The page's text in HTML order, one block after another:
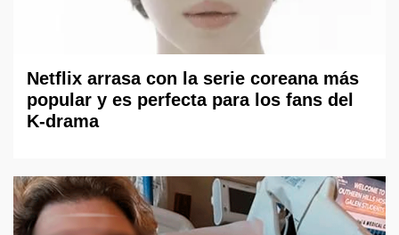
Netflix arrasa con la serie coreana más
popular y es perfecta para los fans del
K-drama